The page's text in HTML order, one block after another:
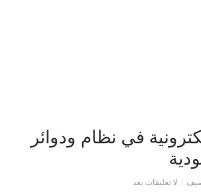
في نظام ودوائر
/ لا تعليقات بعد